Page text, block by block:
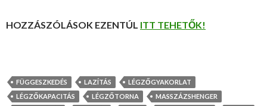
HOZZÁSZÓLÁSOK EZENTÚL ITT TEHETŐK!
FÜGGESZKEDÉS LAZÍTÁS
LÉGZŐGYAKORLAT
LÉGZŐKAPACITÁS
LÉGZŐTORNA
MASSZÁZSHENGER